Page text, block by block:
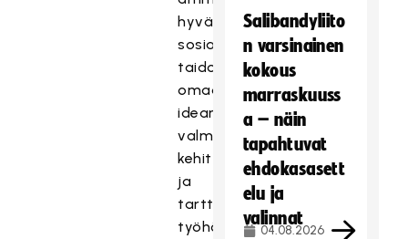
hyvät
sosiaaliset
taidot
omaava,
idearikas,
valmis
kehittämään
ja
tarttumaan
työhön,
Salibandyliito
n varsinainen
kokous
marraskuuss
a – näin
tapahtuvat
ehdokasasett
elu ja
valinnat
04.08.2026